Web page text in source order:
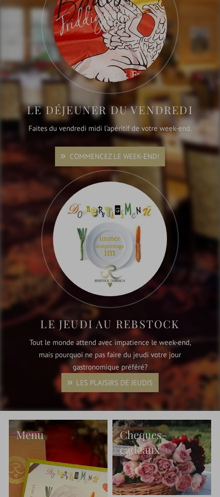
LE DÉJEUNER DU VENDREDI
Faites du vendredi midi l'apéritif de votre week-end.
COMMENCEZ LE WEEK-END!
LE JEUDI AU REBSTOCK
Tout le monde attend avec impatience le week-end,
mais pourquoi ne pas faire du jeudi votre jour
gastronomique préféré?
LES PLAISIRS DE JEUDIS
Menu
Cheques-
cadeaux